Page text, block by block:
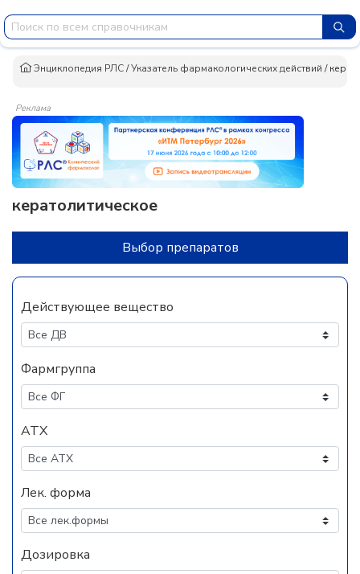
Энциклопедия РЛС/Указатель фармакологических действий /
Реклама
кератолитическое
Выбор препаратов
Действующее вещество
Фармгруппа
АТХ
Лек. форма
Дозировка